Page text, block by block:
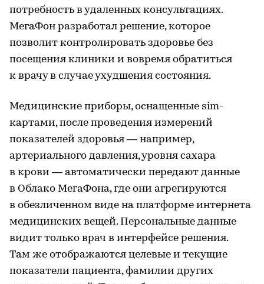
потребность в удаленных консультациях.
МегаФон разработал решение, которое
позволит контролировать здоровье без
посещения клиники и вовремя обратиться
к врачу в случае ухудшения состояния.
Медицинские приборы, оснащенные sim-
картами, после проведения измерений
показателей здоровья — например,
артериального давления, уровня сахара
в крови — автоматически передают данные
в Облако МегаФона, где они агрегируются
в обезличенном виде на платформе интернета
медицинских вещей. Персональные данные
видит только врач в интерфейсе решения.
Там же отображаются целевые и текущие
показатели пациента, фамилии других